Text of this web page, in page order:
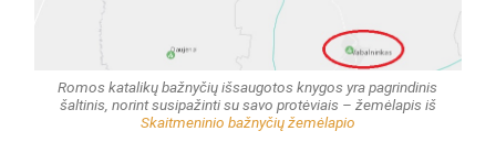
Romos katalikų bažnyčių išsaugotos knygos yra pagrindinis
šaltinis, norint susipažinti su savo protėviais – žemėlapis iš
Skaitmeninio bažnyčių žemėlapio